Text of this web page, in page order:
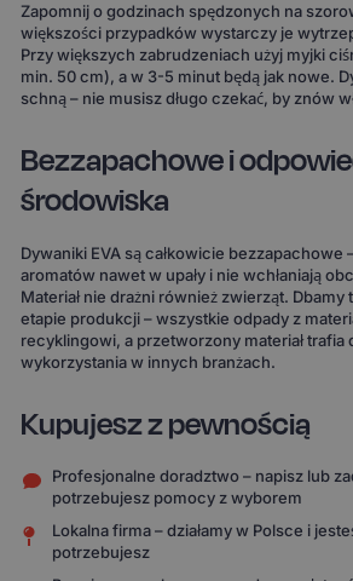
Zapomnij o godzinach spędzonych na
większości przypadków wystarczy je
Przy większych zabrudzeniach użyj myjki
min. 50 cm), a w 3-5 minut będą jak nowe.
schną – nie musisz długo czekać, by znów
Bezzapachowe i
środowiska
Dywaniki EVA są całkowicie bezzapachowe
aromatów nawet w upały i nie wchłaniają
Materiał nie drażni również zwierząt. Dbamy
etapie produkcji – wszystkie odpady z
recyklingowi, a przetworzony materiał trafia
wykorzystania w innych branżach.
Kupujesz z pewnością
Profesjonalne doradztwo – napisz lub
potrzebujesz pomocy z wyborem
Lokalna firma – działamy w Polsce i
potrzebujesz